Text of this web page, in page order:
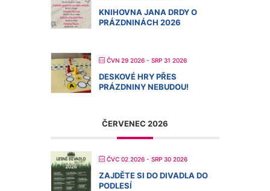
KNIHOVNA JANA DRDY O
PRÁZDNINÁCH 2026
ČVN 29 2026 - SRP 31 2026
DESKOVÉ HRY PŘES
PRÁZDNINY NEBUDOU!
ČERVENEC 2026
ČVC 02 2026 - SRP 30 2026
ZAJDĚTE SI DO DIVADLA DO
PODLESÍ